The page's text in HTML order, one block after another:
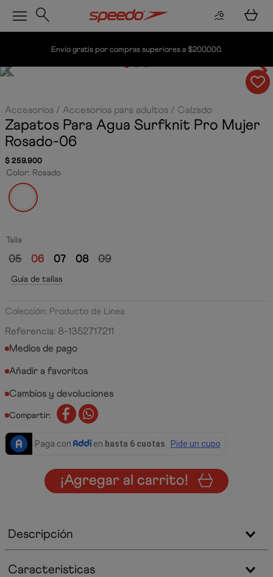
Envío gratis por compras superiores a $200.000.
Accesorios Accesorios para adultos Calzado
Zapatos Para Agua Surfknit Pro Mujer
Rosado-06
$259.900
Color: Rosado
Talla
05 06 07 08 09
Guía de tallas
Colección: Producto de Línea
Referencia: 8-1352717211
Medios de pago
Cambios y devoluciones
Compartir:
¡Agregar al carrito!
Descripción
Caracteristicas